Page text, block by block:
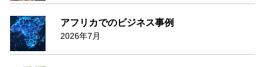
アフリカでのビジネス事例
2026年7月